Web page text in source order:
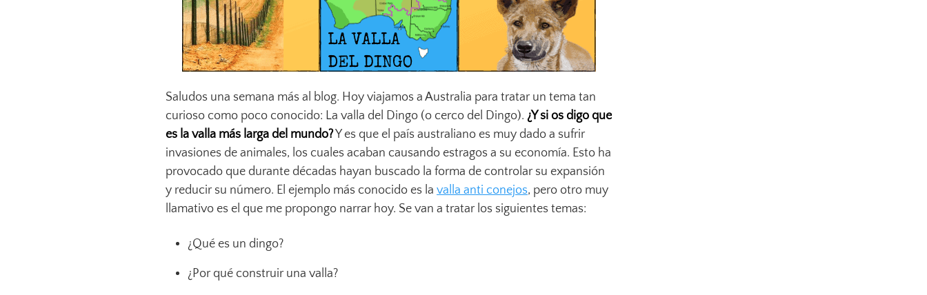
Saludos una semana más al blog. Hoy viajamos a Australia para tratar un tema tan
curioso como poco conocido: La valla del Dingo (o cerco del Dingo). ¿Y si os digo que
es la valla más larga del mundo?Y es que el país australiano es muy dado a sufrir
invasiones de animales, los cuales acaban causando estragos a su economía. Esto ha
provocado que durante décadas hayan buscado la forma de controlar su expansión
y reducir su número. El ejemplo más conocido es la valla anti conejos, pero otro muy
llamativo es el que me propongo narrar hoy. Se van a tratar los siguientes temas:
¿Qué es un dingo?
¿Por qué construir una valla?